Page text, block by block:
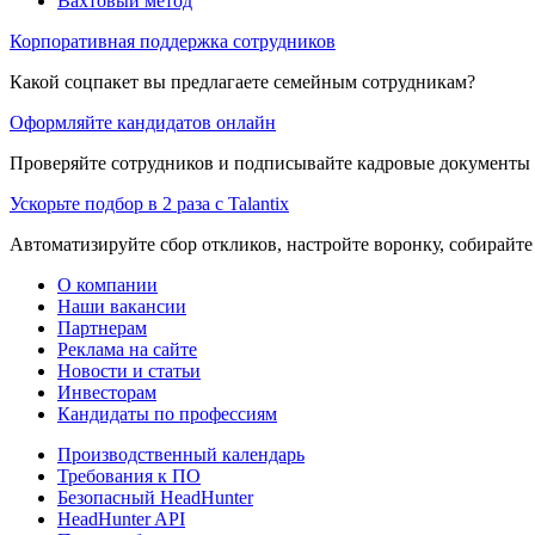
Корпоративная поддержка сотрудников
Какой соцпакет вы предлагаете семейным сотрудникам?
Оформляйте кандидатов онлайн
Проверяйте сотрудников и подписывайте кадровые
Ускорьте подбор в 2 раза с Talantix
Автоматизируйте сбор откликов, настройте воронку,
О компании
Наши вакансии
Партнерам
Реклама на сайте
Новости и статьи
Инвесторам
Кандидаты по профессиям
Производственный календарь
Требования к ПО
Безопасный HeadHunter
HeadHunter API